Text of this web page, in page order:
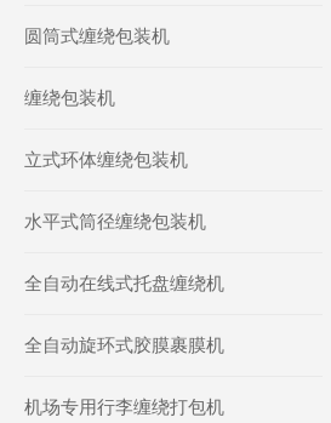
圆筒式缠绕包装机
缠绕包装机
立式环体缠绕包装机
水平式筒径缠绕包装机
全自动在线式托盘缠绕机
全自动旋环式胶膜裹膜机
机场专用行李缠绕打包机